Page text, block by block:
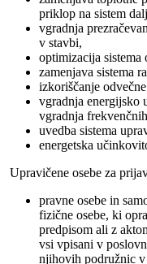
priklop na sistem
vgradnja
v stavbi,
optimizacija sistema
zamenjava sistema
izkoriščanje
vgradnja energijsko
vgradnja
uvedba sistema
energetska
Upravičene osebe za
pravne osebe in
fizične osebe, ki
predpisom ali z
vsi vpisani v
njihovih podružnic